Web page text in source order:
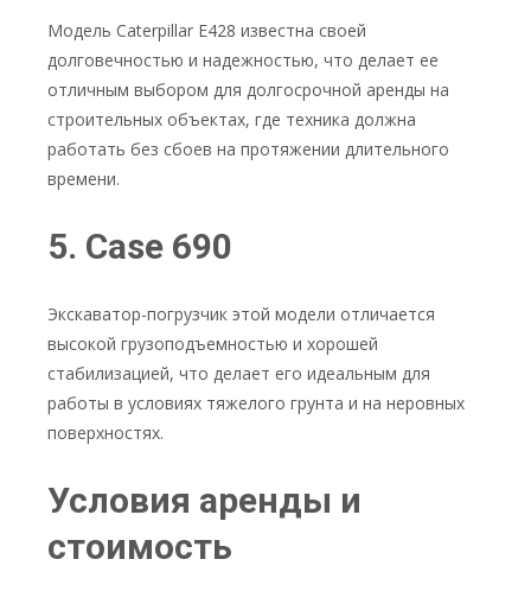
Модель Caterpillar E428 известна своей
долговечностью и надежностью, что делает ее
отличным выбором для долгосрочной аренды на
строительных объектах, где техника должна
работать без сбоев на протяжении длительного
времени.
5. Case 690
Экскаватор-погрузчик этой модели отличается
высокой грузоподъемностью и хорошей
стабилизацией, что делает его идеальным для
работы в условиях тяжелого грунта и на неровных
поверхностях.
Условия аренды и
стоимость